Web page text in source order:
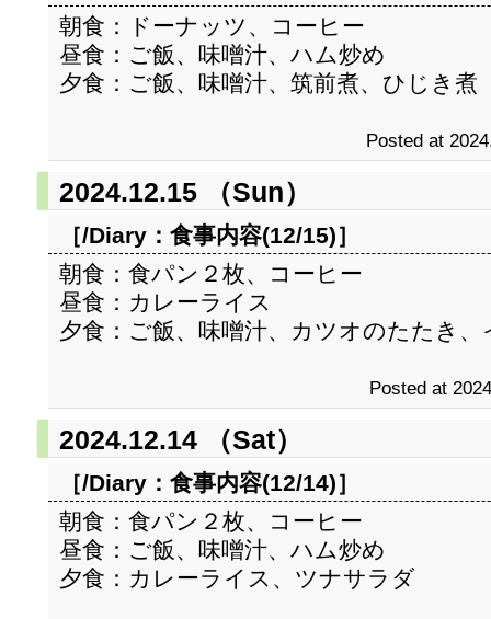
朝食：ドーナッツ、コーヒー
昼食：ご飯、味噌汁、ハム炒め
夕食：ご飯、味噌汁、筑前煮、ひじき煮
Posted at
2024.12.15 （Sun）
［/Diary： 食事内容(12/15)］
朝食：食パン２枚、コーヒー
昼食：カレーライス
夕食：ご飯、味噌汁、カツオのたたき、
Posted at
2024.12.14 （Sat）
［/Diary： 食事内容(12/14)］
朝食：食パン２枚、コーヒー
昼食：ご飯、味噌汁、ハム炒め
夕食：カレーライス、ツナサラダ